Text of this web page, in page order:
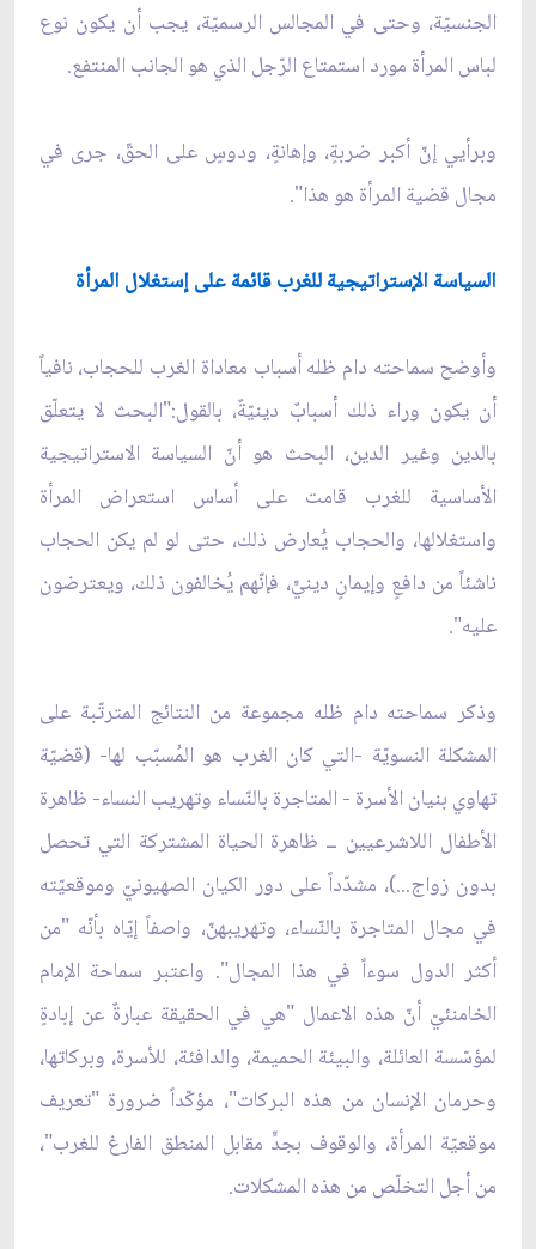
الجنسيّة، وحتى في المجالس الرسميّة، يجب أن يكون نوع
لباس المرأة مورد استمتاع الرّجل الذي هو الجانب المنتفع.
وبرأيي إنّ أكبر ضربةٍ، وإهانةٍ، ودوسٍ على الحقّ، جرى في
مجال قضية المرأة هو هذا".
السياسة الإستراتيجية للغرب قائمة على إستغلال المرأة
وأوضح سماحته دام ظله أسباب معاداة الغرب للحجاب، نافياً
أن يكون وراء ذلك أسبابٌ دينيّةٌ، بالقول:"البحث لا يتعلّق
بالدين وغير الدين، البحث هو أنّ السياسة الاستراتيجية
الأساسية للغرب قامت على أساس استعراض المرأة
واستغلالها، والحجاب يُعارض ذلك، حتى لو لم يكن الحجاب
ناشئاً من دافعٍ وإيمانٍ دينيٍّ، فإنّهم يُخالفون ذلك، ويعترضون
عليه".
وذكر سماحته دام ظله مجموعة من النتائج المترتّبة على
المشكلة النسويّة -التي كان الغرب هو المُسبّب لها- (قضيّة
تهاوي بنيان الأسرة - المتاجرة بالنّساء وتهريب النساء- ظاهرة
الأطفال اللاشرعيين ــ ظاهرة الحياة المشتركة التي تحصل
بدون زواج...)، مشدّداً على دور الكيان الصهيونيّ وموقعيّته
في مجال المتاجرة بالنّساء، وتهريبهنّ، واصفاً إيّاه بأنّه "من
أكثر الدول سوءاً في هذا المجال". واعتبر سماحة الإمام
الخامنئيّ أنّ هذه الاعمال "هي في الحقيقة عبارةٌ عن إبادةٍ
لمؤسّسة العائلة، والبيئة الحميمة، والدافئة، للأسرة، وبركاتها،
وحرمان الإنسان من هذه البركات"، مؤكّداً ضرورة "تعريف
موقعيّة المرأة، والوقوف بجدٍّ مقابل المنطق الفارغ للغرب"،
من أجل التخلّص من هذه المشكلات.